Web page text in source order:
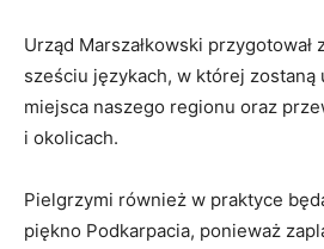
Urząd Marszałkowski
sześciu językach, w której zostaną
miejsca naszego regionu oraz
i okolicach.
Pielgrzymi również w praktyce
piękno Podkarpacia, ponieważ